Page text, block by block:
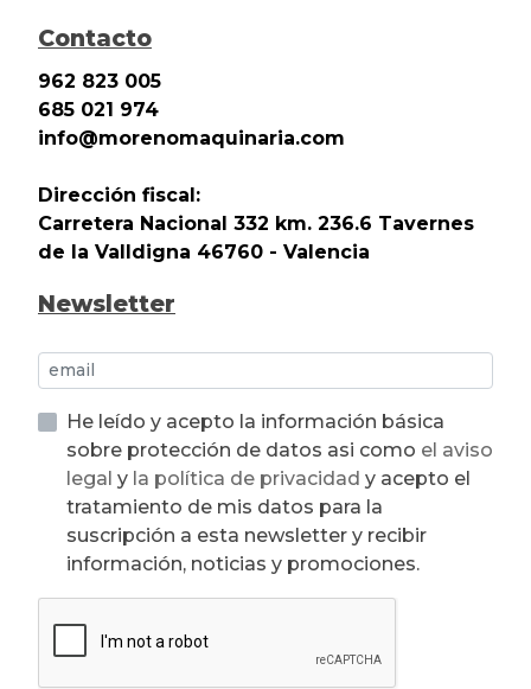
Contacto
962 823 005
685 021 974
info@morenomaquinaria.com
Dirección fiscal:
Carretera Nacional 332 km. 236.6 Tavernes
de la Valldigna 46760 - Valencia
Newsletter
He leído y acepto la información básica
sobre protección de datos asi como el aviso
legal y la política de privacidad y acepto el
tratamiento de mis datos para la
suscripción a esta newsletter y recibir
información, noticias y promociones.